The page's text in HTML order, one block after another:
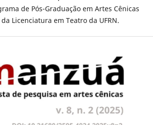
de Pós-Graduação em Artes Cênicas
da Licenciatura em Teatro da UFRN.